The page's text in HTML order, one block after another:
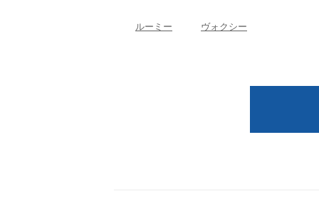
ルーミー ヴォクシー